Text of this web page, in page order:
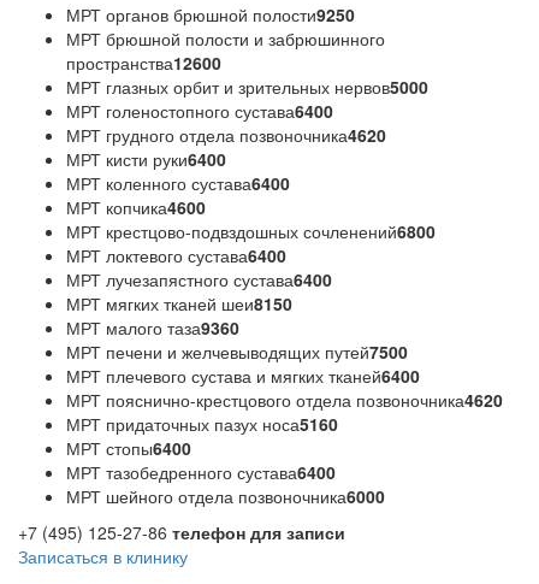
МРТ органов брюшной полости9250
МРТ брюшной полости и забрюшинного
пространства12600
МРТ глазных орбит и зрительных нервов5000
МРТ голеностопного сустава6400
МРТ грудного отдела позвоночника4620
МРТ кисти руки6400
МРТ коленного сустава6400
МРТ копчика4600
МРТ крестцово-подвздошных сочленений6800
МРТ локтевого сустава6400
МРТ лучезапястного сустава6400
МРТ мягких тканей шеи8150
МРТ малого таза9360
МРТ печени и желчевыводящих путей7500
МРТ плечевого сустава и мягких тканей6400
МРТ пояснично-крестцового отдела позвоночника4620
МРТ придаточных пазух носа5160
МРТ стопы6400
МРТ тазобедренного сустава6400
МРТ шейного отдела позвоночника6000
+7 (495) 125-27-86 телефон для записи
Записаться в клинику